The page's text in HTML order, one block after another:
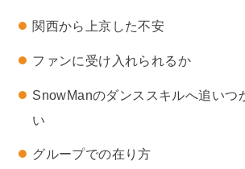
関西から上京した不安
ファンに受け入れられるか
SnowManのダンススキルへ追いつ
い
グループでの在り方